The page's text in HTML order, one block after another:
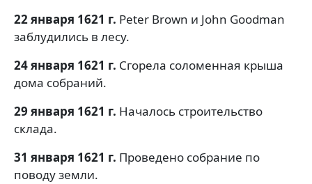
22 января 1621 г. Peter Brown и John Goodman
заблудились в лесу.
24 января 1621 г. Сгорела соломенная крыша
дома собраний.
29 января 1621 г. Началось строительство
склада.
31 января 1621 г. Проведено собрание по
поводу земли.